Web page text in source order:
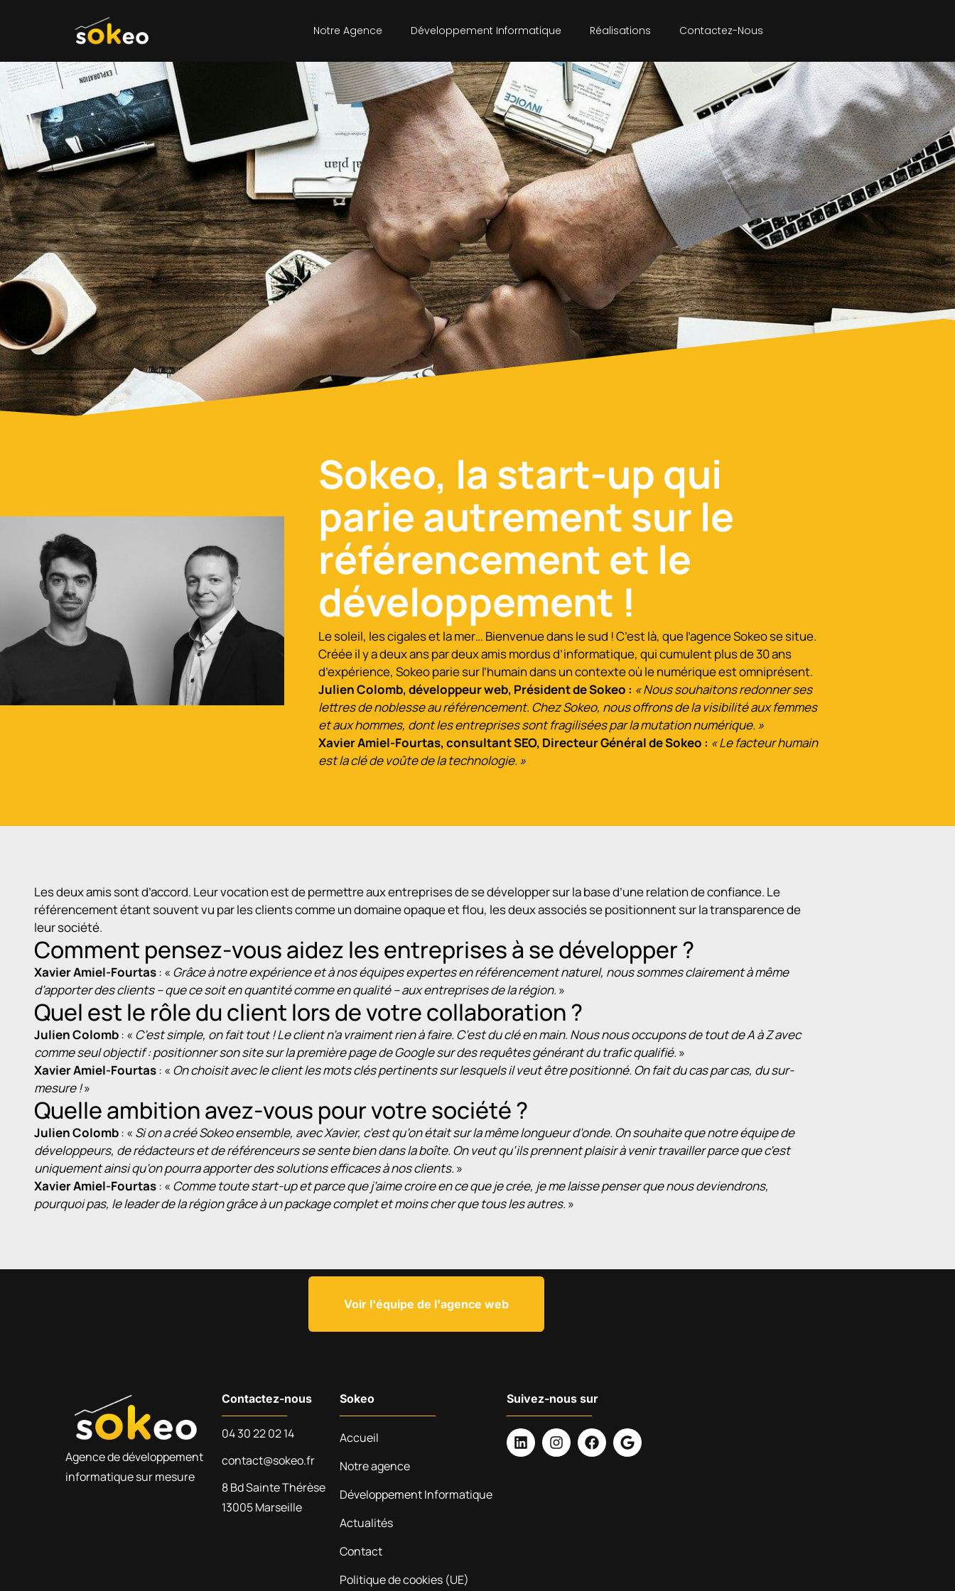
Notre Agence Développement Informatique Réalisations Contactez-Nous
SOKEO
Sokeo, la start-up qui
parie autrement sur le
référencement et le
développement !
Le soleil, les cigales et la mer… Bienvenue dans le sud ! C’est là, que l’agence Sokeo se situe.
Créée il y a deux ans par deux amis mordus d’informatique, qui cumulent plus de 30 ans
d’expérience, Sokeo parie sur l’humain dans un contexte où le numérique est omniprésent.
Julien Colomb, développeur web, Président de Sokeo : « Nous souhaitons redonner ses
lettres de noblesse au référencement. Chez Sokeo, nous offrons de la visibilité aux femmes
et aux hommes, dont les entreprises sont fragilisées par la mutation numérique. »
Xavier Amiel-Fourtas, consultant SEO, Directeur Général de Sokeo : « Le facteur humain
est la clé de voûte de la technologie. »
Les deux amis sont d’accord. Leur vocation est de permettre aux entreprises de se développer sur la base d’une relation de confiance. Le
référencement étant souvent vu par les clients comme un domaine opaque et flou, les deux associés se positionnent sur la transparence de
leur société.
Comment pensez-vous aidez les entreprises à se développer ?
Xavier Amiel-Fourtas: « Grâce à notre expérience et à nos équipes expertes en référencement naturel, nous sommes clairement à même
d’apporter des clients – que ce soit en quantité comme en qualité – aux entreprises de la région. »
Quel est le rôle du client lors de votre collaboration ?
Julien Colomb: « C’est simple, on fait tout ! Le client n’a vraiment rien à faire. C’est du clé en main. Nous nous occupons de tout de A à Z avec
comme seul objectif : positionner son site sur la première page de Google sur des requêtes générant du trafic qualifié. »
Xavier Amiel-Fourtas: « On choisit avec le client les mots clés pertinents sur lesquels il veut être positionné. On fait du cas par cas, du sur-
mesure !»
Quelle ambition avez-vous pour votre société ?
Julien Colomb: « Si on a créé Sokeo ensemble, avec Xavier, c’est qu’on était sur la même longueur d’onde. On souhaite que notre équipe de
développeurs, de rédacteurs et de référenceurs se sente bien dans la boîte. On veut qu’ils prennent plaisir à venir travailler parce que c’est
uniquement ainsi qu’on pourra apporter des solutions efficaces à nos clients. »
Xavier Amiel-Fourtas: « Comme toute start-up et parce que j’aime croire en ce que je crée, je me laisse penser que nous deviendrons,
pourquoi pas, le leader de la région grâce à un package complet et moins cher que tous les autres. »
Voir l'équipe de l'agence web
Agence de développement
informatique sur mesure
Contactez-nous
04 30 22 02 14
contact@sokeo.fr
8 Bd Sainte Thérèse
13005 Marseille
Sokeo
Accueil
Notre agence
Développement Informatique
Actualités
Contact
Politique de cookies (UE)
Suivez-nous sur